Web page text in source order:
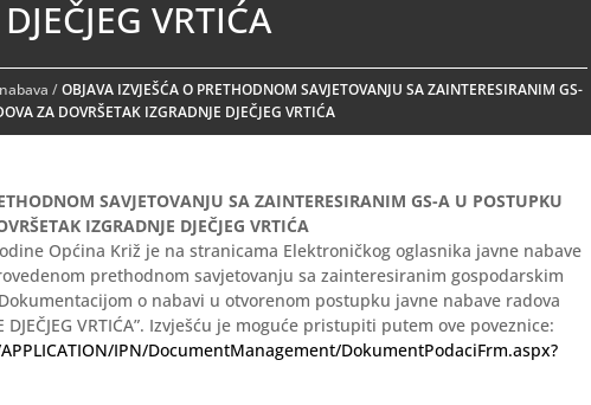
VRTIĆA
/OBJAVA IZVJEŠĆA O PRETHODNOM SAVJETOVANJU SA ZAINTERESIRANIM GS-
ZA DOVRŠETAK IZGRADNJE DJEČJEG VRTIĆA
SAVJETOVANJU SA ZAINTERESIRANIM GS-A U POSTUPKU
IZGRADNJE DJEČJEG VRTIĆA
Općina Križ je na stranicama Elektroničkog oglasnika javne nabave
prethodnom savjetovanju sa zainteresiranim gospodarskim
o nabavi u otvorenom postupku javne nabave radova
DJEČJEG VRTIĆA”. Izvješću je moguće pristupiti putem ove poveznice:
IPN/DocumentManagement/DokumentPodaciFrm.aspx?